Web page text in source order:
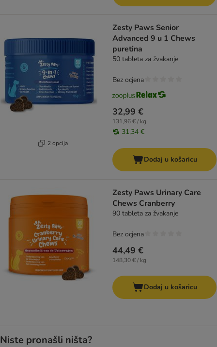
2 opcija
Zesty Paws Senior
Advanced 9 u 1 Chews
puretina
50 tableta za žvakanje
32,99 €
131,96 € / kg
31,34 €
Bez ocjena
Dodaj u košaricu
Zesty Paws Urinary Care
Chews Cranberry
90 tableta za žvakanje
44,49 €
148,30 € / kg
Bez ocjena
Dodaj u košaricu
Niste pronašli ništa?